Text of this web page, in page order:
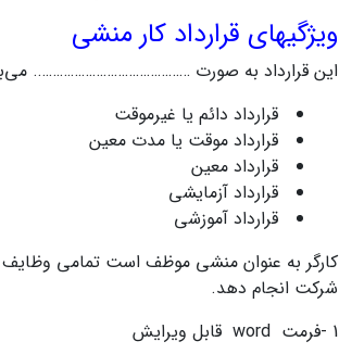
ویژگیهای قرارداد کار منشی
این قرارداد به صورت …………………………………….
قرارداد دائم یا غیرموقت
قرارداد موقت یا مدت معین
قرارداد معین
قرارداد آزمایشی
قرارداد آموزشی
کارگر به عنوان منشی موظف است تمامی
شرکت انجام دهد.
1 -فرمت word قابل ویرایش